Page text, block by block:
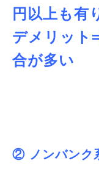
円以上も有
デメリット
合が多い
② ノンバンク